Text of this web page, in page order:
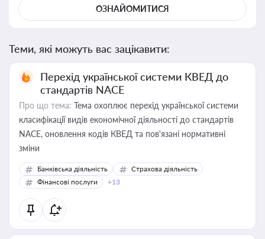
ОЗНАЙОМИТИСЯ
Теми, які можуть вас зацікавити:
Перехід української системи КВЕД до
стандартів NACE
Про що тема: Тема охоплює перехід української системи
класифікації видів економічної діяльності до стандартів
NACE, оновлення кодів КВЕД та пов'язані нормативні
зміни
Банківська діяльність
Страхова діяльність
Фінансові послуги
+13